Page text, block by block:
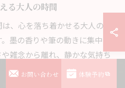
る大人の時間
、心を落ち着かせる大人のた
墨の香りや筆の動きに集中す
雑念から離れ、静かな気持ち
特徴です。静岡県浜松市中央
お問い合わせ 体験予約